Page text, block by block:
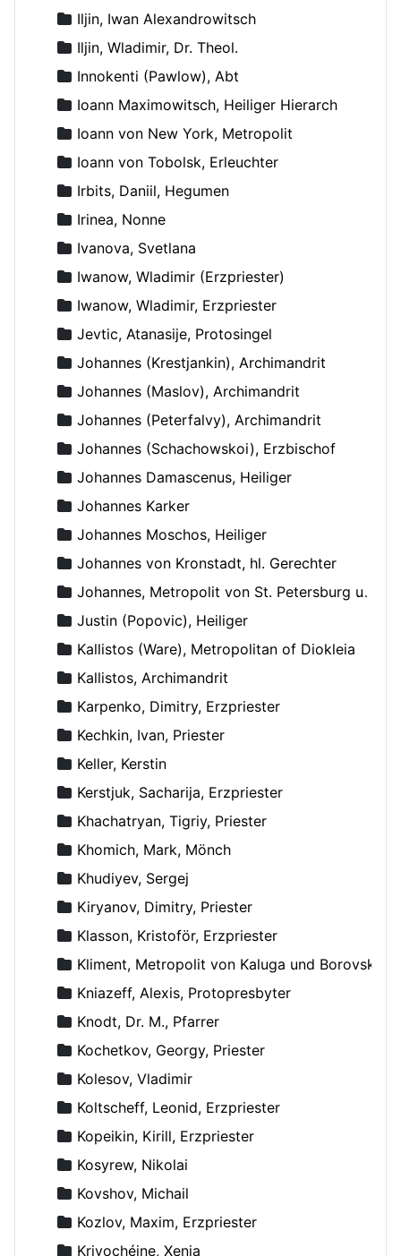
Iljin, Iwan Alexandrowitsch
Iljin, Wladimir, Dr. Theol.
Innokenti (Pawlow), Abt
Ioann Maximowitsch, Heiliger Hierarch
Ioann von New York, Metropolit
Ioann von Tobolsk, Erleuchter
Irbits, Daniil, Hegumen
Irinea, Nonne
Ivanova, Svetlana
Iwanow, Wladimir (Erzpriester)
Iwanow, Wladimir, Erzpriester
Jevtic, Atanasije, Protosingel
Johannes (Krestjankin), Archimandrit
Johannes (Maslov), Archimandrit
Johannes (Peterfalvy), Archimandrit
Johannes (Schachowskoi), Erzbischof
Johannes Damascenus, Heiliger
Johannes Karker
Johannes Moschos, Heiliger
Johannes von Kronstadt, hl. Gerechter
Johannes, Metropolit von St. Petersburg und Ladoga
Justin (Popovic), Heiliger
Kallistos (Ware), Metropolitan of Diokleia
Kallistos, Archimandrit
Karpenko, Dimitry, Erzpriester
Kechkin, Ivan, Priester
Keller, Kerstin
Kerstjuk, Sacharija, Erzpriester
Khachatryan, Tigriy, Priester
Khomich, Mark, Mönch
Khudiyev, Sergej
Kiryanov, Dimitry, Priester
Klasson, Kristoför, Erzpriester
Kliment, Metropolit von Kaluga und Borovsk
Kniazeff, Alexis, Protopresbyter
Knodt, Dr. M., Pfarrer
Kochetkov, Georgy, Priester
Kolesov, Vladimir
Koltscheff, Leonid, Erzpriester
Kopeikin, Kirill, Erzpriester
Kosyrew, Nikolai
Kovshov, Michail
Kozlov, Maxim, Erzpriester
Krivochéine, Xenia